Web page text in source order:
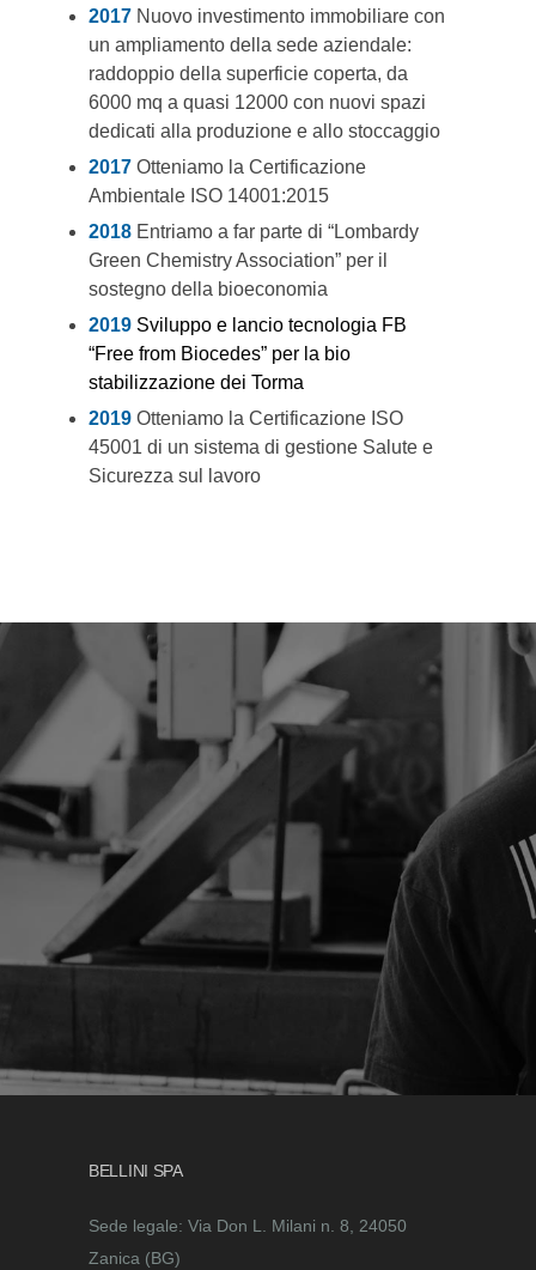
2017 Nuovo investimento immobiliare con
un ampliamento della sede aziendale:
raddoppio della superficie coperta, da
6000 mq a quasi 12000 con nuovi spazi
dedicati alla produzione e allo stoccaggio
2017 Otteniamo la Certificazione
Ambientale ISO 14001:2015
2018 Entriamo a far parte di “Lombardy
Green Chemistry Association” per il
sostegno della bioeconomia
2019 Sviluppo e lancio tecnologia FB
“Free from Biocedes” per la bio
stabilizzazione dei Torma
2019 Otteniamo la Certificazione ISO
45001 di un sistema di gestione Salute e
Sicurezza sul lavoro
BELLINI SPA
Sede legale: Via Don L. Milani n. 8, 24050
Zanica (BG)